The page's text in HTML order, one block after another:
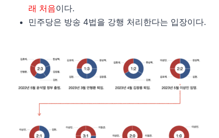
래 처음이다.
민주당은 방송 4법을 강행 처리한다는 입장이다.